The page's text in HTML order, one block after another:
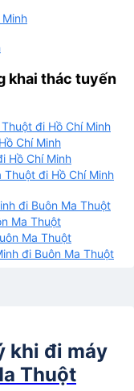
khai thác tuyến
đi Hồ Chí Minh
Chí Minh
Hồ Chí Minh
đi Hồ Chí Minh
đi Buôn Ma Thuột
Ma Thuột
Ma Thuột
đi Buôn Ma Thuột
khi đi máy
Thuột